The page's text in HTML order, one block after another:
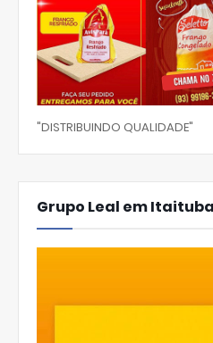
"DISTRIBUINDO QUALIDADE"
Grupo Leal em